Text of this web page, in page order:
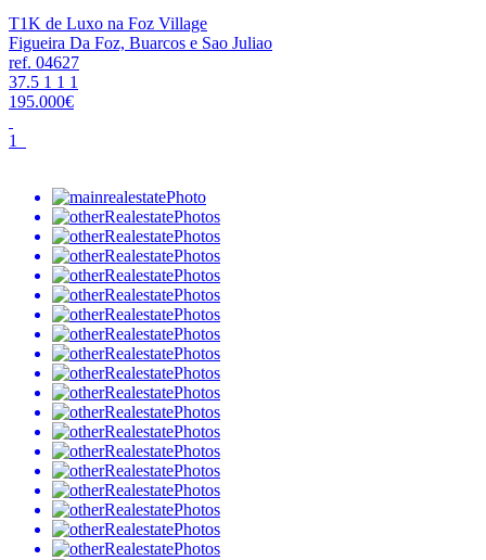
T1K de Luxo na Foz Village
Figueira Da Foz, Buarcos e Sao Juliao
ref. 04627
37.5 1 1 1
195.000€
1